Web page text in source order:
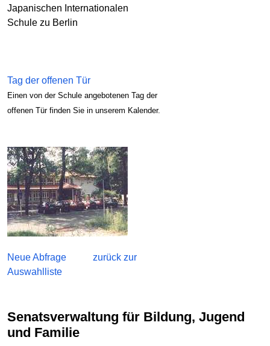
Japanischen Internationalen
Schule zu Berlin
Tag der offenen Tür
Einen von der Schule angebotenen Tag der
offenen Tür finden Sie in unserem Kalender.
Neue Abfrage
zurück zur
Auswahlliste
Senatsverwaltung für Bildung, Jugend
und Familie